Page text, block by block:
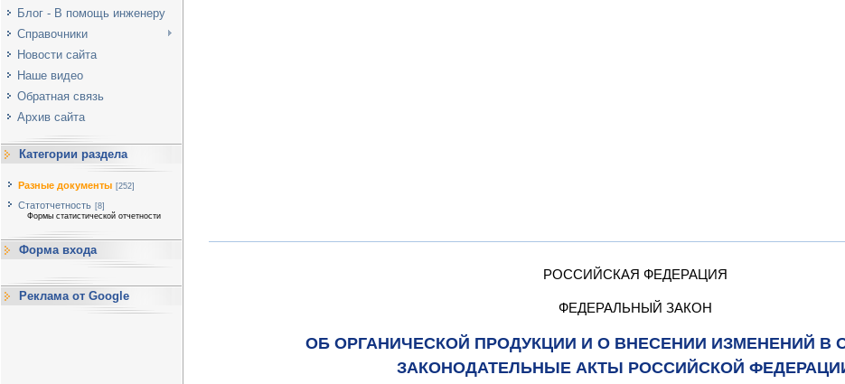
Блог - В помощь инженеру
Справочники
Новости сайта
Наше видео
Обратная связь
Архив сайта
Категории раздела
Разные документы [252]
Статотчетность [8]
Формы статистической отчетности
Форма входа
Реклама от Google
РОССИЙСКАЯ ФЕДЕРАЦИЯ
ФЕДЕРАЛЬНЫЙ ЗАКОН
ОБ ОРГАНИЧЕСКОЙ ПРОДУКЦИИ И О ВНЕСЕНИИ ИЗМЕНЕНИЙ В
ЗАКОНОДАТЕЛЬНЫЕ АКТЫ РОССИЙСКОЙ